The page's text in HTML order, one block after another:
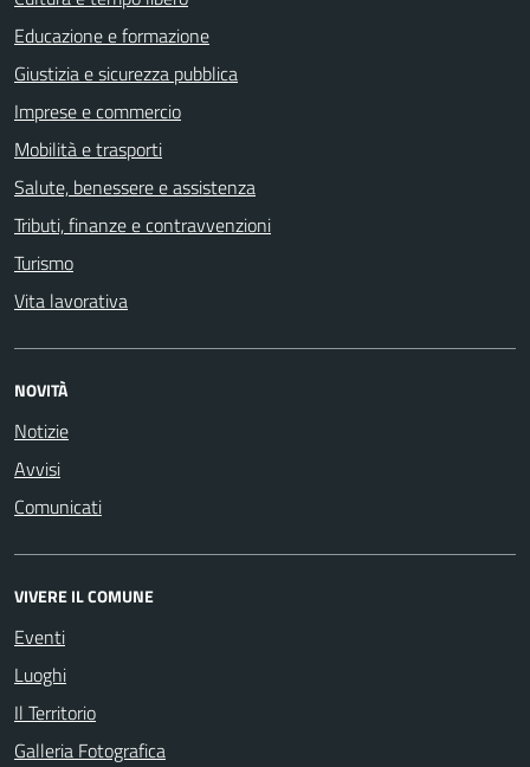
Educazione e formazione
Giustizia e sicurezza pubblica
Imprese e commercio
Mobilità e trasporti
Salute, benessere e assistenza
Tributi, finanze e contravvenzioni
Turismo
Vita lavorativa
NOVITÀ
Notizie
Avvisi
Comunicati
VIVERE IL COMUNE
Eventi
Luoghi
Il Territorio
Galleria Fotografica